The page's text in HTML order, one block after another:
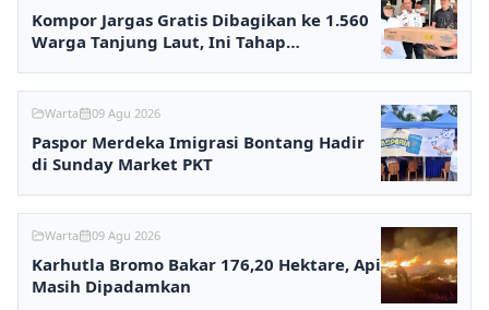
Kompor Jargas Gratis Dibagikan ke 1.560
Warga Tanjung Laut, Ini Tahap
Warta 09 Agu 2026
Paspor Merdeka Imigrasi Bontang Hadir
di Sunday Market PKT
Warta 09 Agu 2026
Karhutla Bromo Bakar 176,20 Hektare, Api
Masih Dipadamkan